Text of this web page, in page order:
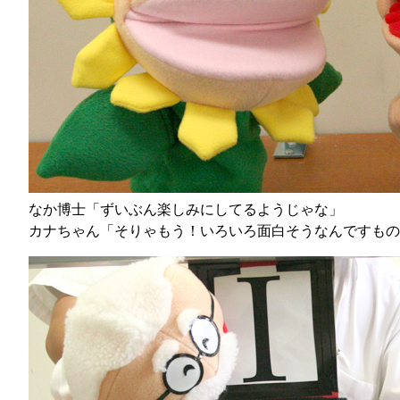
なか博士「ずいぶん楽しみにしてるようじゃな」
カナちゃん「そりゃもう！いろいろ面白そうなんですも